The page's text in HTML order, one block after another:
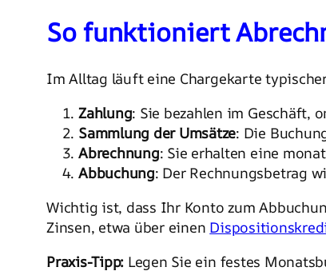
So funktioniert
Im Alltag läuft eine Chargekarte
Zahlung: Sie bezahlen im Geschäft,
Sammlung der Umsätze: Die
Abrechnung: Sie erhalten eine
Abbuchung: Der Rechnungsbetrag
Wichtig ist, dass Ihr Konto zum
Zinsen, etwa über einen
Praxis-Tipp: Legen Sie ein festes